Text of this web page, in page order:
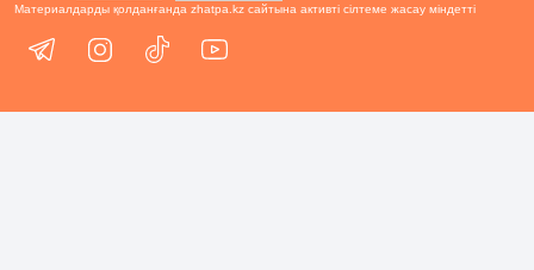
Материалдарды қолданғанда zhatpa.kz сайтына активті сілтеме жасау міндетті